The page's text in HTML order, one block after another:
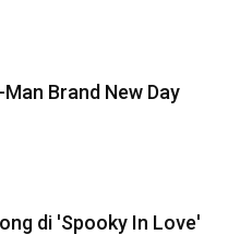
Brand New Day
di 'Spooky In Love'